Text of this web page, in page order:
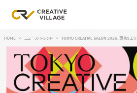
ログイン
HOME ニュース・トレンド TOKYO CREATIVE SALON 2026、東京9エ